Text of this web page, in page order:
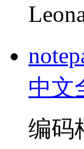
中文
编码